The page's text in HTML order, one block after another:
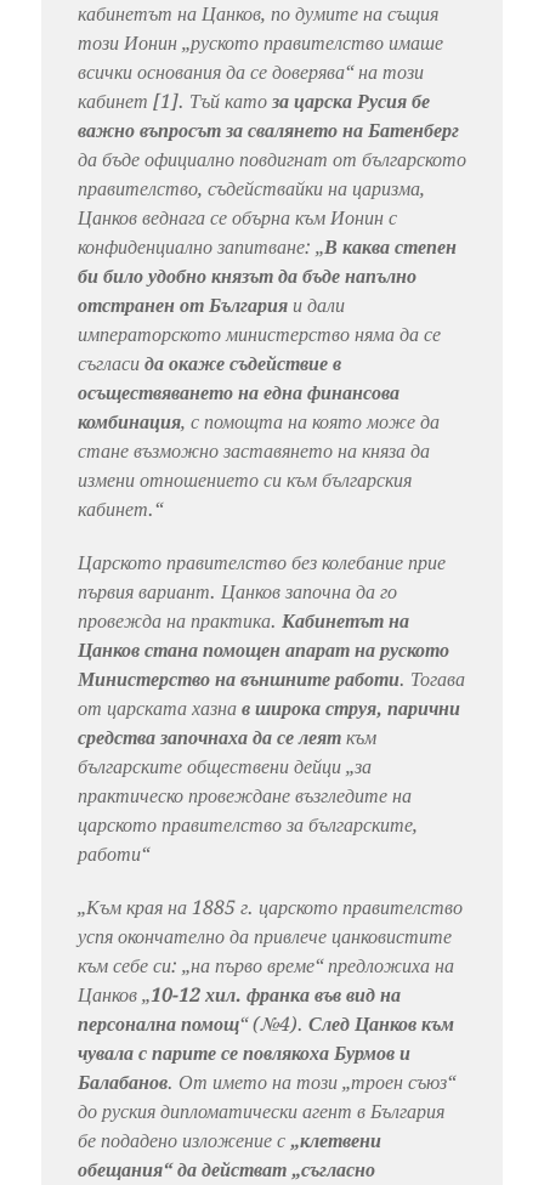
кабинетът на Цанков, по думите на същия
този Ионин „руското правителство имаше
всички основания да се доверява“ на този
кабинет [1]. Тъй като за царска Русия бе
важно въпросът за свалянето на Батенберг
да бъде официално повдигнат от българското
правителство, съдействайки на царизма,
Цанков веднага се обърна към Ионин с
конфиденциално запитване: „В каква степен
би било удобно князът да бъде напълно
отстранен от България и дали
императорското министерство няма да се
съгласида окаже съдействие в
осъществяването на една финансова
комбинация, с помощта на която може да
стане възможно заставянето на княза да
измени отношението си към българския
кабинет.“
Царското правителство без колебание прие
първия вариант. Цанков започна да го
провежда на практика. Кабинетът на
Цанков стана помощен апарат на руското
Министерство на външните работи. Тогава
от царската хазна в широка струя, парични
средства започнаха да се леяткъм
българските обществени дейци „за
практическо провеждане възгледите на
царското правителство за българските,
работи“
„Към края на 1885 г. царското правителство
успя окончателно да привлече цанковистите
към себе си: „на първо време“ предложиха на
Цанков „10-12 хил. франка във вид на
персонална помощ“ (№4). След Цанков към
чувала с парите се повлякоха Бурмов и
Балабанов. От името на този „троен съюз“
до руския дипломатически агент в България
бе подадено изложение с „клетвени
обещания“ да действат „съгласно